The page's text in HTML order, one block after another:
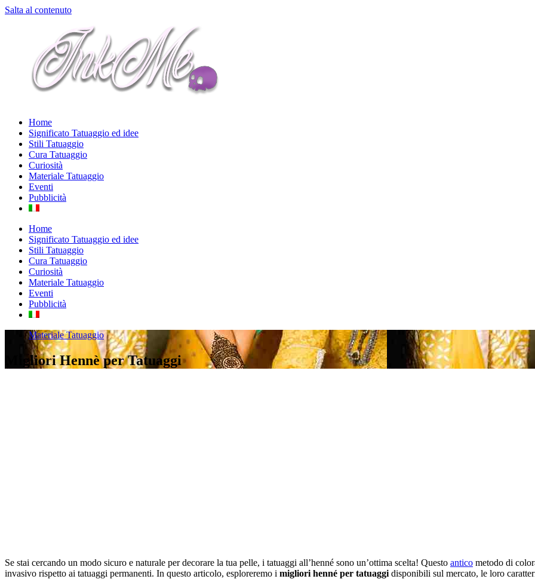
Salta al contenuto
Home
Significato Tatuaggio ed idee
Stili Tatuaggio
Cura Tatuaggio
Curiosità
Materiale Tatuaggio
Eventi
Pubblicità
Home
Significato Tatuaggio ed idee
Stili Tatuaggio
Cura Tatuaggio
Curiosità
Materiale Tatuaggio
Eventi
Pubblicità
Materiale Tatuaggio
Migliori Hennè per Tatuaggi
Se stai cercando un modo sicuro e naturale per decorare la tua pelle, i tatuaggi all’henné sono un’ottima scelta! Questo antico metodo di
invasivo rispetto ai tatuaggi permanenti. In questo articolo, esploreremo i migliori henné per tatuaggi disponibili sul mercato, le loro